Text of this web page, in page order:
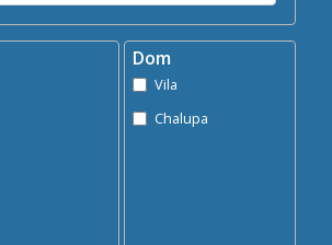
Dom
Vila
Chalupa